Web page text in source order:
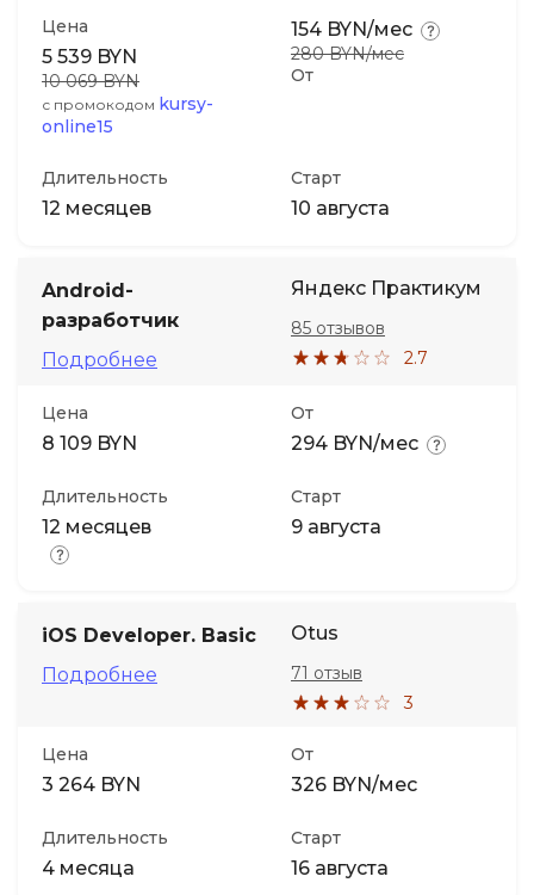
Цена
5 539 BYN
10 069 BYN
с промокодом kursy-
online15
От
154 BYN/мес
280 BYN/мес
Длительность
12 месяцев
Старт
10 августа
Android-
разработчик
Подробнее
Яндекс Практикум
2.7
85 отзывов
Цена
8 109 BYN
От
294 BYN/мес
Длительность
12 месяцев
Старт
9 августа
iOS Developer. Basic
Подробнее
Otus
3
71 отзыв
Цена
3 264 BYN
От
326 BYN/мес
Длительность
4 месяца
Старт
16 августа